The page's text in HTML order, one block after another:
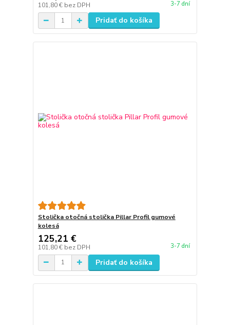
101,80 € bez DPH 3-7 dní
Pridať do košíka
Stolička otočná stolička Pillar Profil gumové
kolesá
125,21 €
101,80 € bez DPH 3-7 dní
Pridať do košíka